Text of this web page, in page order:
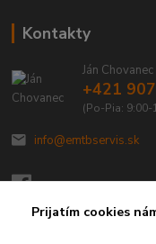
Kontakty
Ján Chovanec
+421
(Po-Pia: 9:00-
info@emtbservis.sk
Prijatím cookies